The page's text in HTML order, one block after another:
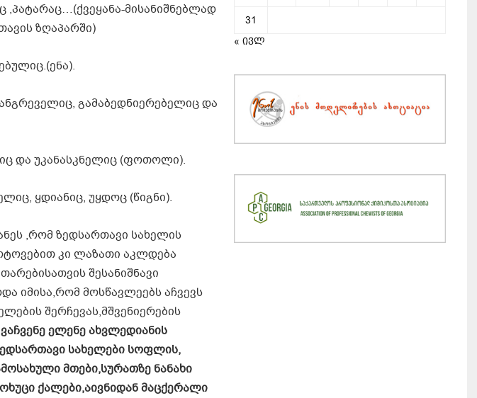
მისანიშნებლად
ზღაპარში)
გამაბედნიერებელიც და
და უკანასკნელიც (ფოთოლი).
ყდიანიც, უყდოც (წიგნი).
,რომ ზედსართავი სახელის
კი ლაზათი აკლდება
შესანიშნავი
იმისა,რომ მოსწავლეებს აჩვევს
შერჩევას,მშვენიერების
ელენე ახვლედიანის
სახელები სოფლის,
მთები,სურათზე ნანახი
ქალები,აივნიდან მაცქერალი
31
« ივლ